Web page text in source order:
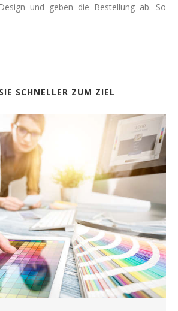
und geben die Bestellung ab. So
SCHNELLER ZUM ZIEL